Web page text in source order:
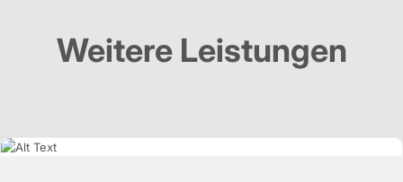
Weitere Leistungen